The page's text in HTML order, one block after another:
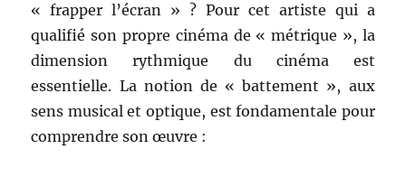
« frapper l’écran » ? Pour cet artiste qui a
qualifié son propre cinéma de « métrique », la
dimension rythmique du cinéma est
essentielle. La notion de « battement », aux
sens musical et optique, est fondamentale pour
comprendre son œuvre :